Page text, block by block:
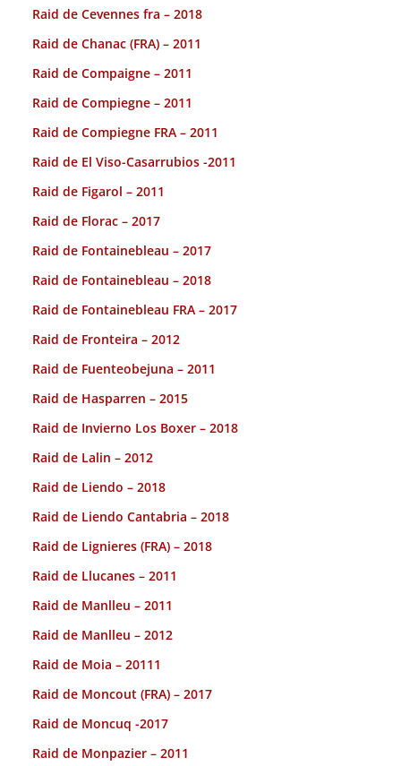
Raid de Cevennes fra – 2018
Raid de Chanac (FRA) – 2011
Raid de Compaigne – 2011
Raid de Compiegne – 2011
Raid de Compiegne FRA – 2011
Raid de El Viso-Casarrubios -2011
Raid de Figarol – 2011
Raid de Florac – 2017
Raid de Fontainebleau – 2017
Raid de Fontainebleau – 2018
Raid de Fontainebleau FRA – 2017
Raid de Fronteira – 2012
Raid de Fuenteobejuna – 2011
Raid de Hasparren – 2015
Raid de Invierno Los Boxer – 2018
Raid de Lalin – 2012
Raid de Liendo – 2018
Raid de Liendo Cantabria – 2018
Raid de Lignieres (FRA) – 2018
Raid de Llucanes – 2011
Raid de Manlleu – 2011
Raid de Manlleu – 2012
Raid de Moia – 20111
Raid de Moncout (FRA) – 2017
Raid de Moncuq -2017
Raid de Monpazier – 2011